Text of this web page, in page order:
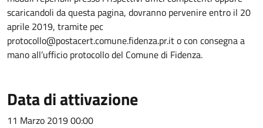
scaricandoli da questa pagina, dovranno pervenire entro il 20
aprile 2019, tramite pec
protocollo@postacert.comune.fidenza.pr.it o con consegna a
mano all’ufficio protocollo del Comune di Fidenza.
Data di attivazione
11 Marzo 2019 00:00